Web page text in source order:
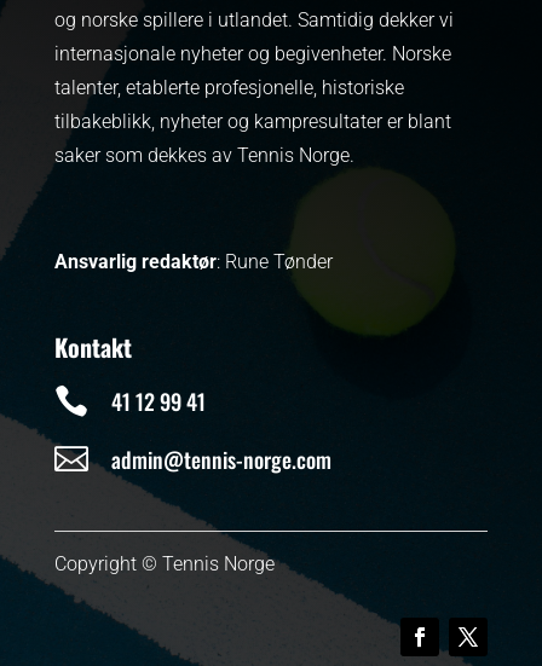
og norske spillere i utlandet. Samtidig dekker vi
internasjonale nyheter og begivenheter. Norske
talenter, etablerte profesjonelle, historiske
tilbakeblikk, nyheter og kampresultater er blant
saker som dekkes av Tennis Norge.
Ansvarlig redaktør: Rune Tønder
Kontakt
 41 12 99 41
 admin@tennis-norge.com
Copyright © Tennis Norge